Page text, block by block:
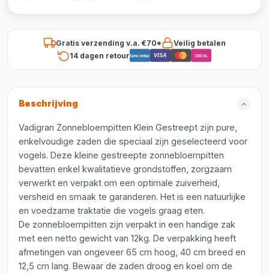
Gratis verzending v.a. €70*
Veilig betalen
14 dagen retourBancontact VISA iDEAL
Beschrijving
Vadigran Zonnebloempitten Klein Gestreept zijn pure,
enkelvoudige zaden die speciaal zijn geselecteerd voor
vogels. Deze kleine gestreepte zonnebloempitten
bevatten enkel kwalitatieve grondstoffen, zorgzaam
verwerkt en verpakt om een optimale zuiverheid,
versheid en smaak te garanderen. Het is een natuurlijke
en voedzame traktatie die vogels graag eten.
De zonnebloempitten zijn verpakt in een handige zak
met een netto gewicht van 12kg. De verpakking heeft
afmetingen van ongeveer 65 cm hoog, 40 cm breed en
12,5 cm lang. Bewaar de zaden droog en koel om de